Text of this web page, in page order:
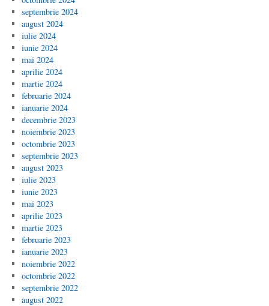
septembrie 2024
august 2024
iulie 2024
iunie 2024
mai 2024
aprilie 2024
martie 2024
februarie 2024
ianuarie 2024
decembrie 2023
noiembrie 2023
octombrie 2023
septembrie 2023
august 2023
iulie 2023
iunie 2023
mai 2023
aprilie 2023
martie 2023
februarie 2023
ianuarie 2023
noiembrie 2022
octombrie 2022
septembrie 2022
august 2022